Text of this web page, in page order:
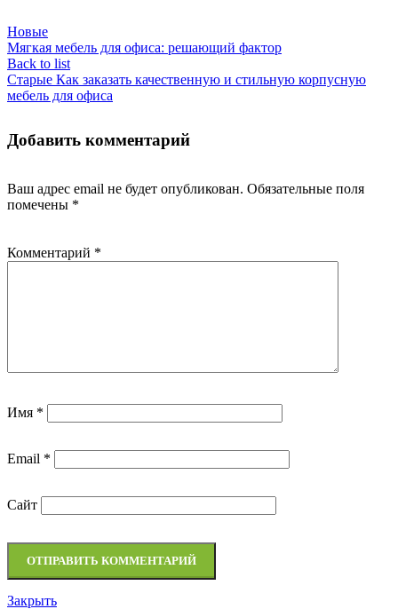
Новые
Мягкая мебель для офиса: решающий фактор
Back to list
Старые Как заказать качественную и стильную корпусную
мебель для офиса
Добавить комментарий
Ваш адрес email не будет опубликован. Обязательные поля
помечены *
Комментарий *
Имя *
Email *
Сайт
Закрыть